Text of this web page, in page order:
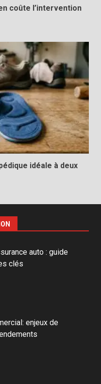
coûte l’intervention
idéale à deux
auto : guide
clés
enjeux de